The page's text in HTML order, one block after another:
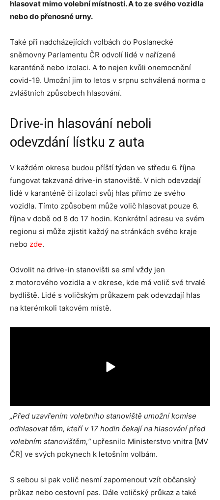
hlasovat mimo volební místnosti. A to ze svého vozidla
nebo do přenosné urny.
Také při nadcházejících volbách do Poslanecké
sněmovny Parlamentu ČR odvolí lidé v nařízené
karanténě nebo izolaci. A to nejen kvůli onemocnění
covid-19. Umožní jim to letos v srpnu schválená norma o
zvláštních způsobech hlasování.
Drive-in hlasování neboli
odevzdání lístku z auta
V každém okrese budou příští týden ve středu 6. října
fungovat takzvaná drive-in stanoviště. V nich odevzdají
lidé v karanténě či izolaci svůj hlas přímo ze svého
vozidla. Tímto způsobem může volič hlasovat pouze 6.
října v době od 8 do 17 hodin. Konkrétní adresu ve svém
regionu si může zjistit každý na stránkách svého kraje
nebo zde.
Odvolit na drive-in stanovišti se smí vždy jen
z motorového vozidla a v okrese, kde má volič své trvalé
bydliště. Lidé s voličským průkazem pak odevzdají hlas
na kterémkoli takovém místě.
„Před uzavřením volebního stanoviště umožní komise
odhlasovat těm, kteří v 17 hodin čekají na hlasování před
volebním stanovištěm,“upřesnilo Ministerstvo vnitra [MV
ČR] ve svých pokynech k letošním volbám.
S sebou si pak volič nesmí zapomenout vzít občanský
průkaz nebo cestovní pas. Dále voličský průkaz a také